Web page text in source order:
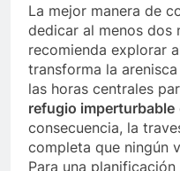
La mejor manera de
dedicar al menos dos
recomienda explorar
transforma la
las horas centrales
refugio imperturbable
consecuencia, la
completa que ningún
Para una